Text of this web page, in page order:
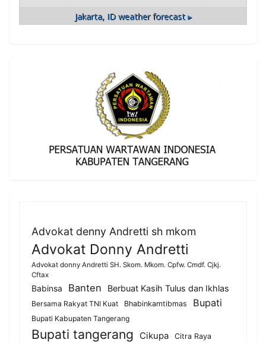
Jakarta, IDweather forecast ▸
Advokat denny Andretti sh mkom
Advokat Donny Andretti
Advokat donny Andretti SH. Skom. Mkom. Cpfw. Cmdf. Cjkj.
Cftax
Babinsa Banten Berbuat Kasih Tulus dan Ikhlas
Bersama Rakyat TNI Kuat Bhabinkamtibmas Bupati
Bupati Kabupaten Tangerang
Bupati tangerang Cikupa Citra Raya